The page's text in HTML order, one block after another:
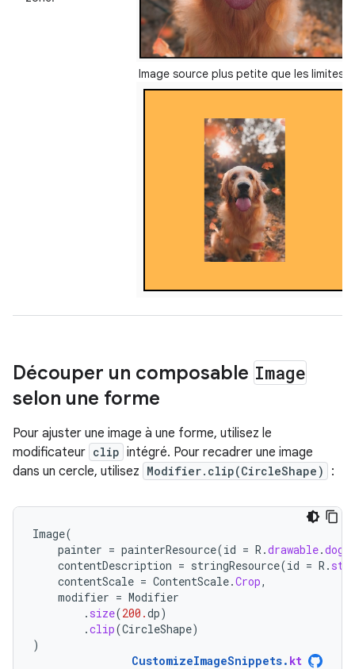
Image source plus petite que les limites :
Découper un composable Image
selon une forme
Pour ajuster une image à une forme, utilisez le
modificateur clip intégré. Pour recadrer une image
dans un cercle, utilisez Modifier.clip(CircleShape) :
Image(
painter = painterResource(id = R .drawable.dog
contentDescription = stringResource(id = R .
contentScale = ContentScale.Crop,
modifier = Modifier
. size(200.dp)
.clip(CircleShape)
)
CustomizeImageSnippets. kt